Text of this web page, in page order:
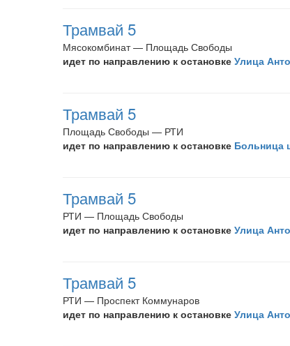
Трамвай 5
Мясокомбинат — Площадь Свободы
идет по направлению к остановке Улица
Трамвай 5
Площадь Свободы — РТИ
идет по направлению к остановке Больница
Трамвай 5
РТИ — Площадь Свободы
идет по направлению к остановке Улица
Трамвай 5
РТИ — Проспект Коммунаров
идет по направлению к остановке Улица